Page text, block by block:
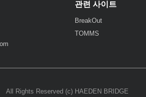
관련 사이트
BreakOut
TOMMS
All Rights Reserved (c) HAEDEN BRIDGE